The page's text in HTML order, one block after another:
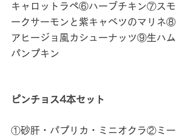
キャロットラペ⑥ハーブチキン⑦スモ
ークサーモンと紫キャベツのマリネ⑧
アヒージョ風カシューナッツ⑨生ハム
パンプキン
ピンチョス4本セット
①砂肝・パプリカ・ミニオクラ②ミー